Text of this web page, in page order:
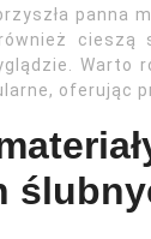
panna
cieszą
oferując